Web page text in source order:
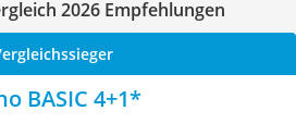
2026 Empfehlungen
BASIC 4+1